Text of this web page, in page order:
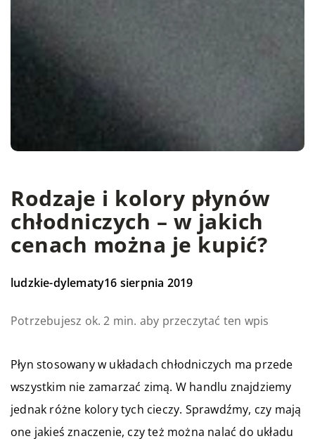
Rodzaje i kolory płynów
chłodniczych – w jakich
cenach można je kupić?
ludzkie-dylematy16 sierpnia 2019
Potrzebujesz ok. 2 min. aby przeczytać ten wpis
Płyn stosowany w układach chłodniczych ma przede
wszystkim nie zamarzać zimą. W handlu znajdziemy
jednak różne kolory tych cieczy. Sprawdźmy, czy mają
one jakieś znaczenie, czy też można nalać do układu